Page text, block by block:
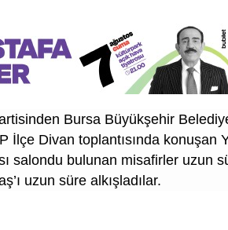
Bursa Büyükşehir
İlçe Divan toplantısında konuşan
salondu bulunan misafirler uzun
uzun süre alkışladılar.